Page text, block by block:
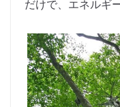
だけで、エネルギ